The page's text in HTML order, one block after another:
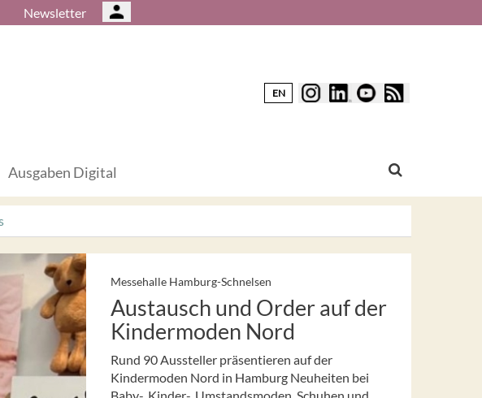
Newsletter
EN
Ausgaben Digital
Messehalle Hamburg-Schnelsen
Austausch und Order auf der
Kindermoden Nord
Rund 90 Aussteller präsentieren auf der
Kindermoden Nord in Hamburg Neuheiten bei